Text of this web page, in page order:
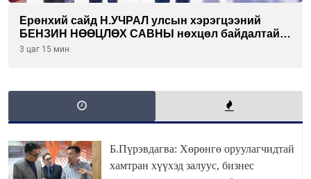
Ерөнхий сайд Н.УЧРАЛ улсын хэрэгцээний
БЕНЗИН НӨӨЦЛӨХ САВНЫ нөхцөл байдалтай
танилцлаа
3 цаг 15 мин
Б.Пүрэвдагва: Хөрөнгө оруулагчидтай
хамтран хүүхэд залуус, бизнес